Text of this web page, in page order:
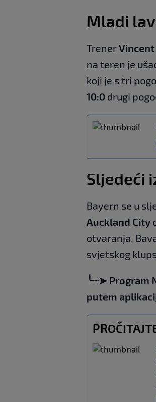
Mladi
Trener
na teren je
koji je s tri
10:0 drugi
Sljedeći
Bayern se u
Auckland City
otvaranja,
svjetskog
╰┈➤ Program
putem